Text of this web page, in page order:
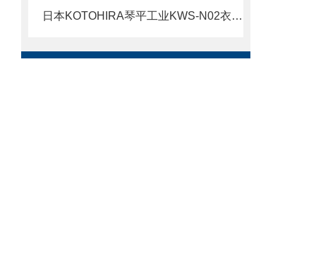
日本KOTOHIRA琴平工业KWS-N02衣物杀菌除臭设备北崎热卖